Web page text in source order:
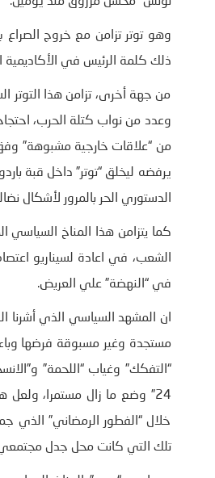
وهو توتر تزامن مع خروج الصراع
ذلك كلمة الرئيس في الأكاديمية
من جهة أخرى، تزامن هذا التوتر
وعدد من نواب كتلة الحرب،
من “علاقات خارجية مشبوهة”
يرفضه ليخلق “توتر” داخل قبة
الدستوري الحر بالمرور لأشكال
في “النهضة” علي العريض.
ان المشهد السياسي الذي أشرنا
“التفكك” وغياب “اللحمة”
24” وضع ما زال مستمرا،
خلال “الفطور الرمضاني” الذي
تلك التي كانت محل جدل مجتمعي